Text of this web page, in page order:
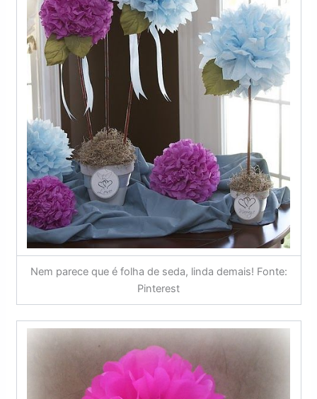
Nem parece que é folha de seda, linda demais! Fonte:
Pinterest